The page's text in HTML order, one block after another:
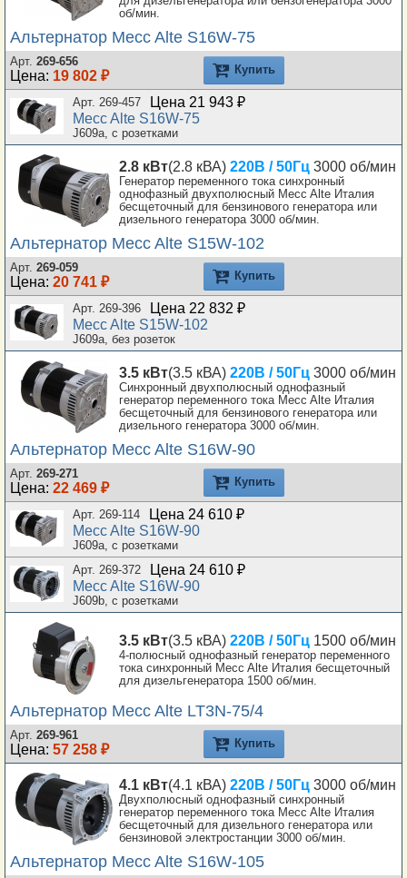
об/мин.
Альтернатор Mecc Alte S16W-75
Арт. 269-656
Цена: 19 802 ₽ Купить
Арт. 269-457
Цена 21 943 ₽
Mecc Alte S16W-75
J609a, с розетками
2.8 кВт(2.8 кВА) 220В / 50Гц 3000 об/мин
Генератор переменного тока синхронный
однофазный двухполюсный Mecc Alte Италия
бесщеточный для бензинового генератора или
дизельного генератора 3000 об/мин.
Альтернатор Mecc Alte S15W-102
Арт. 269-059
Цена: 20 741 ₽ Купить
Арт. 269-396
Цена 22 832 ₽
Mecc Alte S15W-102
J609a, без розеток
3.5 кВт(3.5 кВА) 220В / 50Гц 3000 об/мин
Синхронный двухполюсный однофазный
генератор переменного тока Mecc Alte Италия
бесщеточный для бензинового генератора или
дизельного генератора 3000 об/мин.
Альтернатор Mecc Alte S16W-90
Арт. 269-271
Цена: 22 469 ₽ Купить
Арт. 269-114
Цена 24 610 ₽
Mecc Alte S16W-90
J609a, с розетками
Арт. 269-372
Цена 24 610 ₽
Mecc Alte S16W-90
J609b, с розетками
3.5 кВт(3.5 кВА) 220В / 50Гц 1500 об/мин
4-полюсный однофазный генератор переменного
тока синхронный Mecc Alte Италия бесщеточный
для дизельгенератора 1500 об/мин.
Альтернатор Mecc Alte LT3N-75/4
Арт. 269-961
Цена: 57 258 ₽ Купить
4.1 кВт(4.1 кВА) 220В / 50Гц 3000 об/мин
Двухполюсный однофазный синхронный
генератор переменного тока Mecc Alte Италия
бесщеточный для дизельного генератора или
бензиновой электростанции 3000 об/мин.
Альтернатор Mecc Alte S16W-105